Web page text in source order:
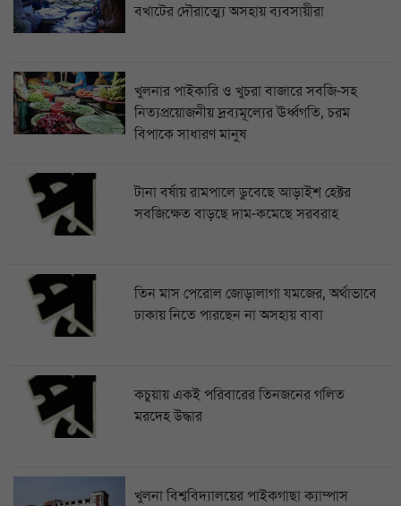
বখাটের দৌরাত্ম্যে অসহায় ব্যবসায়ীরা
খুলনার পাইকারি ও খুচরা বাজারে সবজি-সহ
নিত্যপ্রয়োজনীয় দ্রব্যমূল্যের ঊর্ধ্বগতি, চরম
বিপাকে সাধারণ মানুষ
টানা বর্ষায় রামপালে ডুবেছে আড়াইশ হেক্টর
সবজিক্ষেত বাড়ছে দাম-কমেছে সরবরাহ
তিন মাস পেরোল জোড়ালাগা যমজের, অর্থাভাবে
ঢাকায় নিতে পারছেন না অসহায় বাবা
কচুয়ায় একই পরিবারের তিনজনের গলিত
মরদেহ উদ্ধার
খুলনা বিশ্ববিদ্যালয়ের পাইকগাছা ক্যাম্পাস